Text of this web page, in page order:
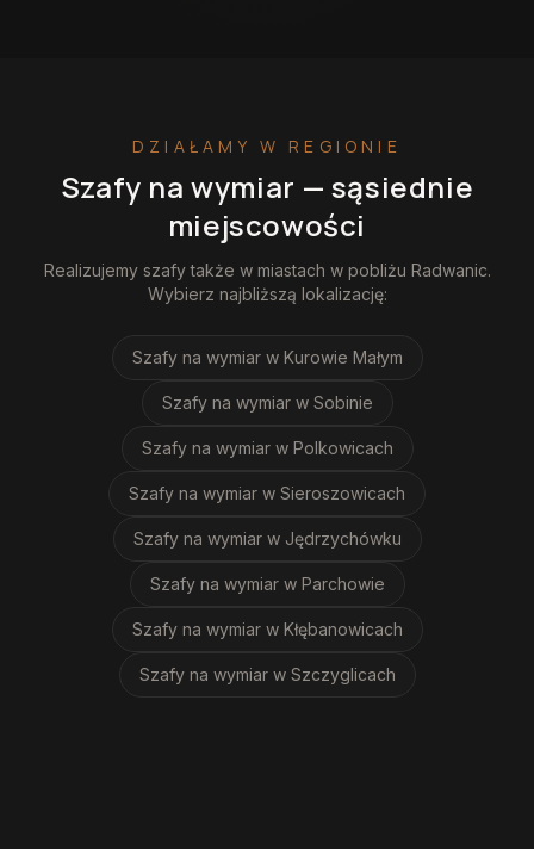
DZIAŁAMY W REGIONIE
Szafy na wymiar — sąsiednie
miejscowości
Realizujemy szafytakże w miastach w pobliżu Radwanic.
Wybierz najbliższą lokalizację:
Szafy na wymiar w Kurowie Małym
Szafy na wymiar w Sobinie
Szafy na wymiar w Polkowicach
Szafy na wymiar w Sieroszowicach
Szafy na wymiar w Jędrzychówku
Szafy na wymiar w Parchowie
Szafy na wymiar w Kłębanowicach
Szafy na wymiar w Szczyglicach